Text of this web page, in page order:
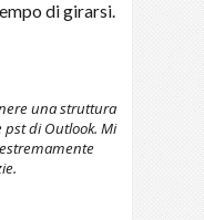
di girarsi.
una struttura
di Outlook. Mi